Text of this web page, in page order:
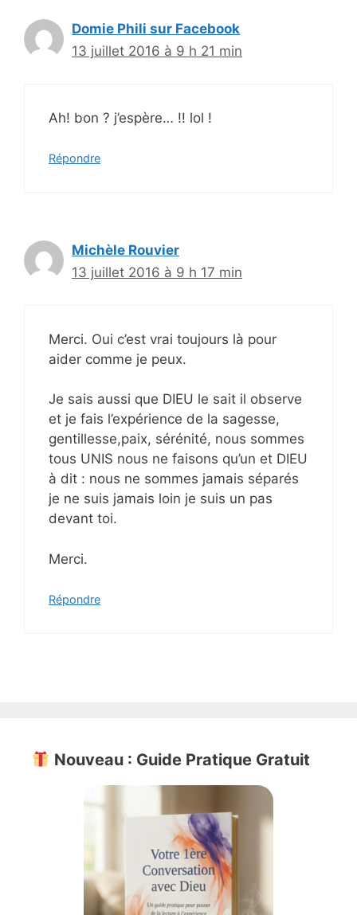
Domie Phili sur Facebook
13 juillet 2016 à 9 h 21 min
Ah! bon ? j’espère… !! lol !
Répondre
Michèle Rouvier
13 juillet 2016 à 9 h 17 min
Merci. Oui c’est vrai toujours là pour
aider comme je peux.
Je sais aussi que DIEU le sait il observe
et je fais l’expérience de la sagesse,
gentillesse,paix, sérénité, nous sommes
tous UNIS nous ne faisons qu’un et DIEU
à dit : nous ne sommes jamais séparés
je ne suis jamais loin je suis un pas
devant toi.
Merci.
Répondre
Nouveau : Guide Pratique Gratuit